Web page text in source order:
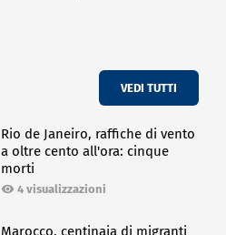
VEDI TUTTI
Rio de Janeiro, raffiche di vento
a oltre cento all'ora: cinque
morti
4 visualizzazioni
Marocco, centinaia di migranti